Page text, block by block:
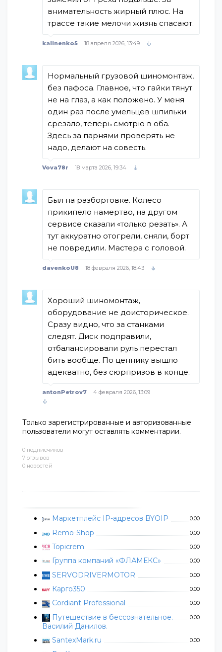
0 подписчиков
7 отзывов
0 новостей
Маркетплейс IP-адресов BYOIP 0.00
Remo-Shop 0.00
Topicrem 0.00
Группа компаний «ФЛАМЕКС» 0.00
SERVODRIVERMOTOR 0.00
Карго350 0.00
Cordiant Professional 0.00
Путешествие в бессознательное.
Василий Данилов.
0.00
SantexMark.ru 0.00
внимательность жирный плюс. На
трассе такие мелочи жизнь спасают.
kalinenko5 18 апреля 2026, 13:49
Нормальный грузовой шиномонтаж,
без пафоса. Главное, что гайки тянут
не на глаз, а как положено. У меня
один раз после умельцев шпильки
срезало, теперь смотрю в оба.
Здесь за парнями проверять не
надо, делают на совесть.
Vova78r 18 марта 2026, 19:34
Был на разбортовке. Колесо
прикипело намертво, на другом
сервисе сказали «только резать». А
тут аккуратно отогрели, сняли, борт
не повредили. Мастера с головой.
davenkoU8 18 февраля 2026, 18:43
Хороший шиномонтаж,
оборудование не доисторическое.
Сразу видно, что за станками
следят. Диск подправили,
отбалансировали руль перестал
бить вообще. По ценнику вышло
адекватно, без сюрпризов в конце.
antonPetrov7 4 февраля 2026, 13:09
Только зарегистрированные и авторизованные
пользователи могут оставлять комментарии.